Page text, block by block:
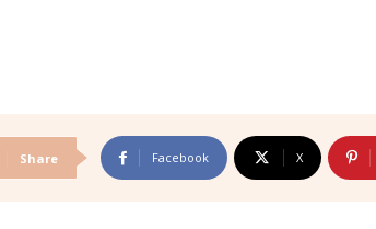
Share Facebook X